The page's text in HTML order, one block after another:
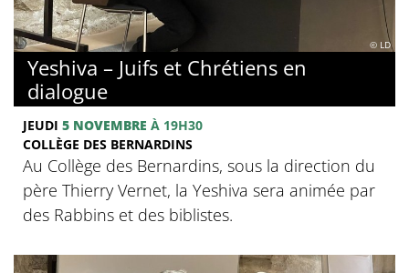
© LD
Yeshiva – Juifs et Chrétiens en
dialogue
JEUDI 5 NOVEMBRE À 19H30
COLLÈGE DES BERNARDINS
Au Collège des Bernardins, sous la direction du
père Thierry Vernet, la Yeshiva sera animée par
des Rabbins et des biblistes.